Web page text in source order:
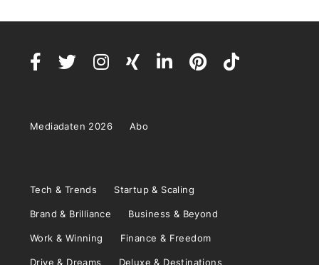
Mediadaten 2026 Abo
Tech & Trends Startup & Scaling
Brand & Brilliance Business & Beyond
Work & Winning Finance & Freedom
Drive & Dreams Deluxe & Destinations